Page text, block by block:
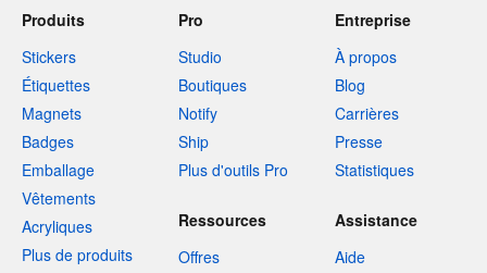
Produits
Stickers
Étiquettes
Magnets
Badges
Emballage
Vêtements
Acryliques
Plus de produits
Pro
Studio
Boutiques
Notify
Ship
Plus d'outils Pro
Entreprise
À propos
Blog
Carrières
Presse
Statistiques
Ressources
Offres
Assistance
Aide